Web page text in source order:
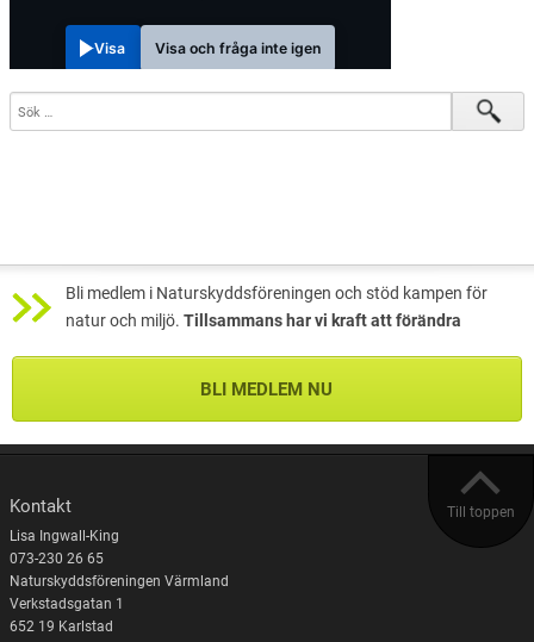
Visa Visa och fråga inte igen
Bli medlem i Naturskyddsföreningen och stöd kampen för
natur och miljö. Tillsammans har vi kraft att förändra
BLI MEDLEM NU
Till toppen
Kontakt
Lisa Ingwall-King
073-230 26 65
Naturskyddsföreningen Värmland
Verkstadsgatan 1
652 19 Karlstad